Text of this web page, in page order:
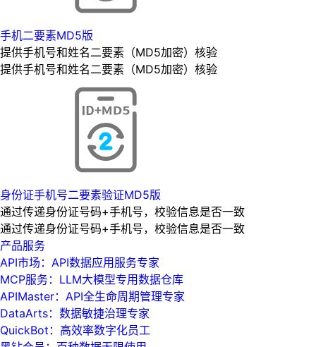
手机二要素MD5版
提供手机号和姓名二要素（MD5加密）核验
提供手机号和姓名二要素（MD5加密）核验
身份证手机号二要素验证MD5版
通过传递身份证号码+手机号，校验信息是否一致
通过传递身份证号码+手机号，校验信息是否一致
产品服务
API市场：API数据应用服务专家
MCP服务：LLM大模型专用数据仓库
APIMaster：API全生命周期管理专家
DataArts：数据敏捷治理专家
QuickBot：高效率数字化员工